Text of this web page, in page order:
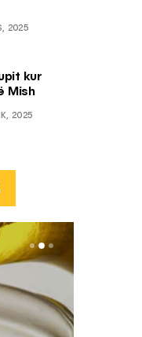
2025
kur
Mish
2025